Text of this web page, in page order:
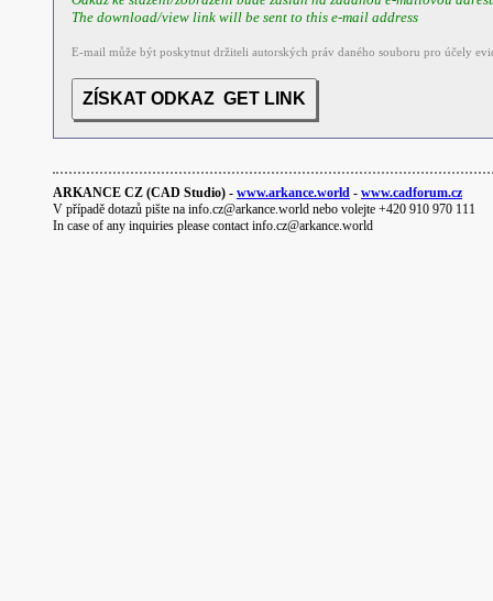
The download/view link will be sent to this e-mail address
E-mail může být poskytnut držiteli autorských práv daného souboru pro účely
ARKANCE CZ (CAD Studio) - www.arkance.world - www.cadforum.cz
V případě dotazů pište na info.cz@arkance.world nebo volejte +420 910 970 111
In case of any inquiries please contact info.cz@arkance.world